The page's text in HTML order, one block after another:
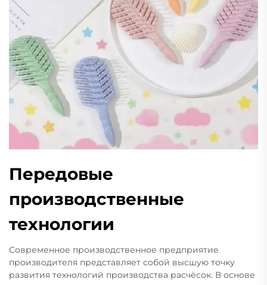
Передовые
производственные
технологии
Современное производственное предприятие
производителя представляет собой высшую точку
развития технологий производства расчёсок. В основе